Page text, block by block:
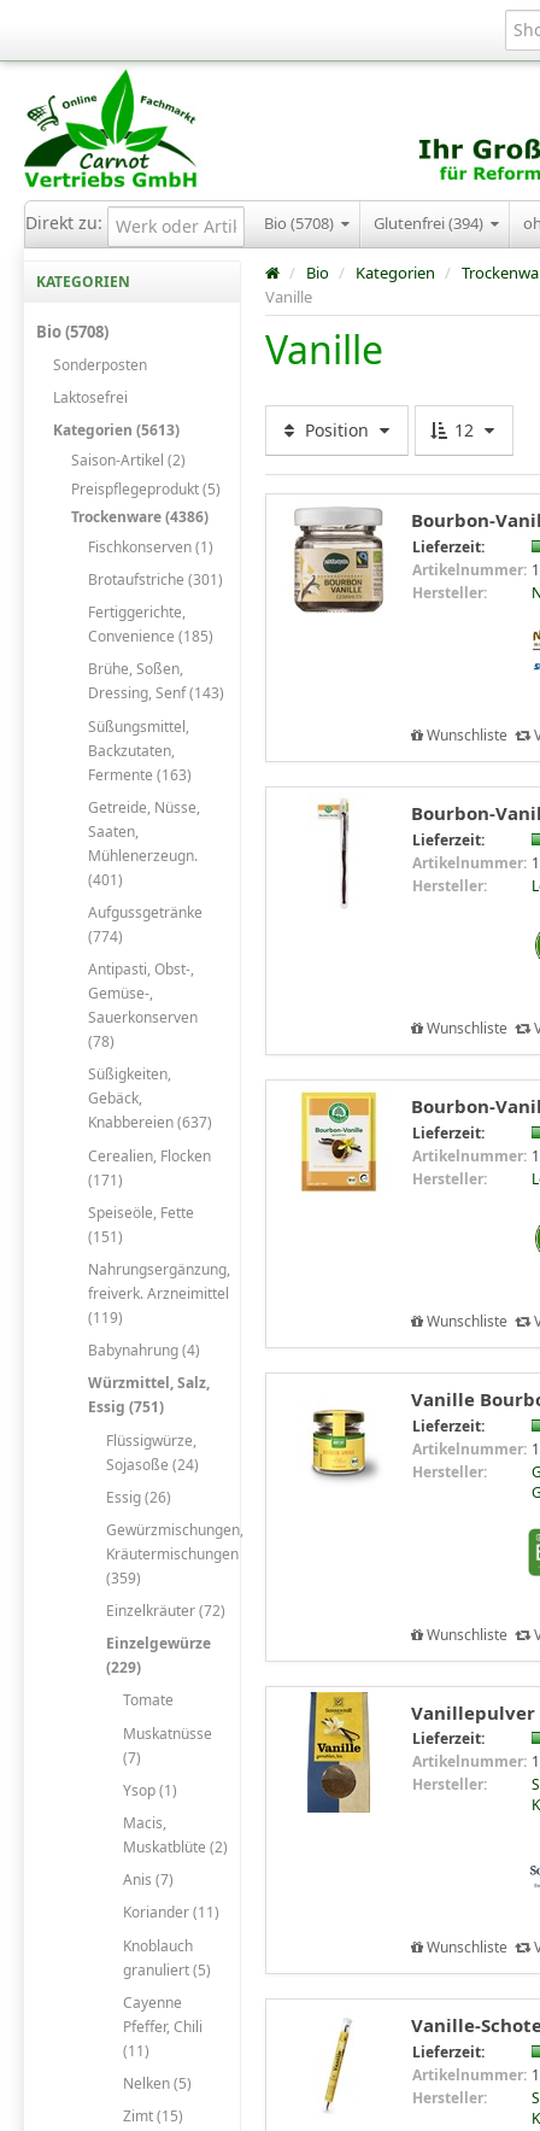
Direkt zu: Bio (5708) Glutenfrei (394)
KATEGORIEN
Bio (5708)
Sonderposten
Laktosefrei
Kategorien (5613)
Saison-Artikel (2)
Preispflegeprodukt (5)
Trockenware (4386)
Fischkonserven (1)
Brotaufstriche (301)
Fertiggerichte,
Convenience (185)
Brühe, Soßen,
Dressing, Senf (143)
Süßungsmittel,
Backzutaten,
Fermente (163)
Getreide, Nüsse,
Saaten,
Mühlenerzeugn.
(401)
Aufgussgetränke
(774)
Antipasti, Obst-,
Gemüse-,
Sauerkonserven
(78)
Süßigkeiten,
Gebäck,
Knabbereien (637)
Cerealien, Flocken
(171)
Speiseöle, Fette
(151)
Nahrungsergänzung,
freiverk. Arzneimittel
(119)
Babynahrung (4)
Würzmittel, Salz,
Essig (751)
Flüssigwürze,
Sojasoße (24)
Essig (26)
Gewürzmischungen,
Kräutermischungen
(359)
Einzelkräuter (72)
Einzelgewürze
(229)
Tomate
Muskatnüsse
(7)
Ysop (1)
Macis,
Muskatblüte (2)
Anis (7)
Koriander (11)
Knoblauch
granuliert (5)
Cayenne
Pfeffer, Chili
(11)
Nelken (5)
Zimt (15)
/ Bio / Kategorien /
Vanille
Vanille
Position 12
Bourbon-
Lieferzeit:
Artikelnummer:
Hersteller:
Wunschliste
Bourbon-
Lieferzeit:
Artikelnummer:
Hersteller:
Wunschliste
Bourbon-
Lieferzeit:
Artikelnummer:
Hersteller:
Wunschliste
Vanille
Lieferzeit:
Artikelnummer:
Hersteller:
Wunschliste
Vanillepulver
Lieferzeit:
Artikelnummer:
Hersteller:
Wunschliste
Vanille-
Lieferzeit:
Artikelnummer:
Hersteller: